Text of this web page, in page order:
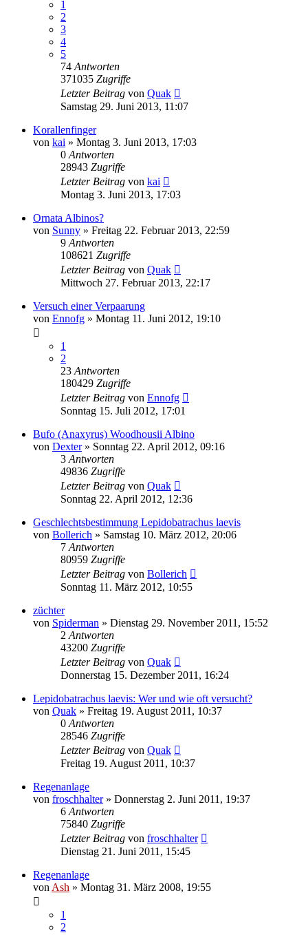
1
2
3
4
5
74 Antworten
371035 Zugriffe
Letzter Beitrag von Quak
Samstag 29. Juni 2013, 11:07
Korallenfinger
von kai » Montag 3. Juni 2013, 17:03
0 Antworten
28943 Zugriffe
Letzter Beitrag von kai
Montag 3. Juni 2013, 17:03
Ornata Albinos?
von Sunny » Freitag 22. Februar 2013, 22:59
9 Antworten
108621 Zugriffe
Letzter Beitrag von Quak
Mittwoch 27. Februar 2013, 22:17
Versuch einer Verpaarung
von Ennofg » Montag 11. Juni 2012, 19:10
1
2
23 Antworten
180429 Zugriffe
Letzter Beitrag von Ennofg
Sonntag 15. Juli 2012, 17:01
Bufo (Anaxyrus) Woodhousii Albino
von Dexter» Sonntag 22. April 2012, 09:16
3 Antworten
49836 Zugriffe
Letzter Beitrag von Quak
Sonntag 22. April 2012, 12:36
Geschlechtsbestimmung Lepidobatrachus laevis
von Bollerich » Samstag 10. März 2012, 20:06
7 Antworten
80959 Zugriffe
Letzter Beitrag von Bollerich
Sonntag 11. März 2012, 10:55
züchter
von Spiderman » Dienstag 29. November 2011, 15:52
2 Antworten
43200 Zugriffe
Letzter Beitrag von Quak
Donnerstag 15. Dezember 2011, 16:24
Lepidobatrachus laevis: Wer und wie oft versucht?
von Quak » Freitag 19. August 2011, 10:37
0 Antworten
28546 Zugriffe
Letzter Beitrag von Quak
Freitag 19. August 2011, 10:37
Regenanlage
von froschhalter» Donnerstag 2. Juni 2011, 19:37
6 Antworten
75840 Zugriffe
Letzter Beitrag von froschhalter
Dienstag 21. Juni 2011, 15:45
Regenanlage
von Ash » Montag 31. März 2008, 19:55
1
2